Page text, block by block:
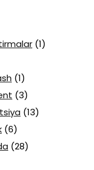
(1)
(1)
(3)
(13)
(6)
(28)